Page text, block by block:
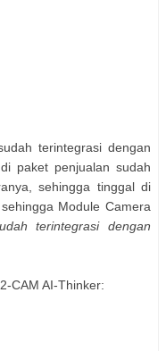
terintegrasi dengan
paket penjualan sudah
sehingga tinggal di
Module Camera
terintegrasi dengan
CAM AI-Thinker: